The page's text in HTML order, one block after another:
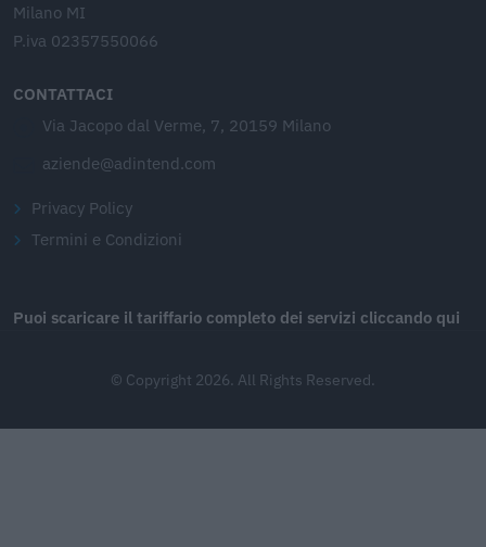
Milano MI
P.iva 02357550066
CONTATTACI
Via Jacopo dal Verme, 7, 20159 Milano
aziende@adintend.com
Privacy Policy
Termini e Condizioni
Puoi scaricare il tariffario completo dei servizi cliccando qui
© Copyright 2026. All Rights Reserved.